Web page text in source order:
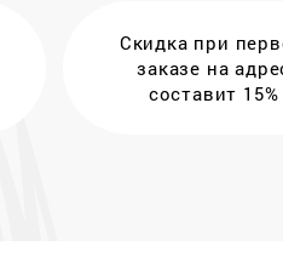
Скидка при
заказе на
составит 15%